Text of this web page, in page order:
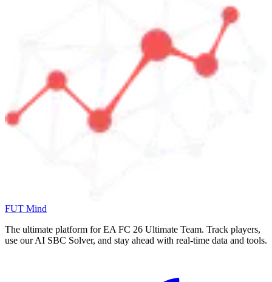
FUT Mind
The ultimate platform for EA FC 26 Ultimate Team. Track players,
use our AI SBC Solver, and stay ahead with real-time data and tools.